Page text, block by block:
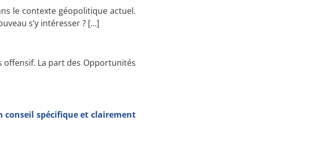
le contexte géopolitique actuel.
s’y intéresser ? […]
offensif. La part des Opportunités
conseil spécifique et clairement